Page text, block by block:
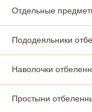
Отдельные
Пододеяльники
Наволочки
Простыни